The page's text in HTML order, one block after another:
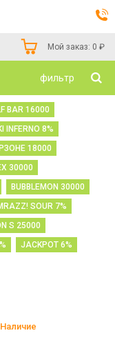
Мой заказ: 0 ₽
фильтр
BAR 16000
INFERNO 8%
18000
30000
BUBBLEMON 30000
SOUR 7%
S 25000
JACKPOT 6%
Наличие